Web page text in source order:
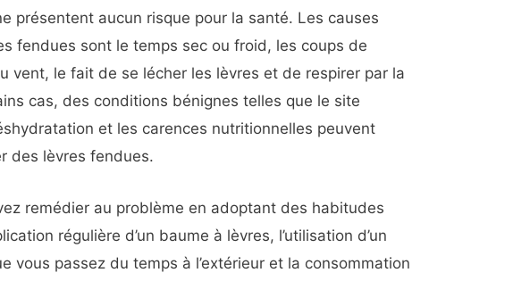
présentent aucun risque pour la santé. Les causes
fendues sont le temps sec ou froid, les coups de
vent, le fait de se lécher les lèvres et de respirer par la
cas, des conditions bénignes telles que le site
et les carences nutritionnelles peuvent
des lèvres fendues.
remédier au problème en adoptant des habitudes
régulière d’un baume à lèvres, l’utilisation d’un
vous passez du temps à l’extérieur et la consommation